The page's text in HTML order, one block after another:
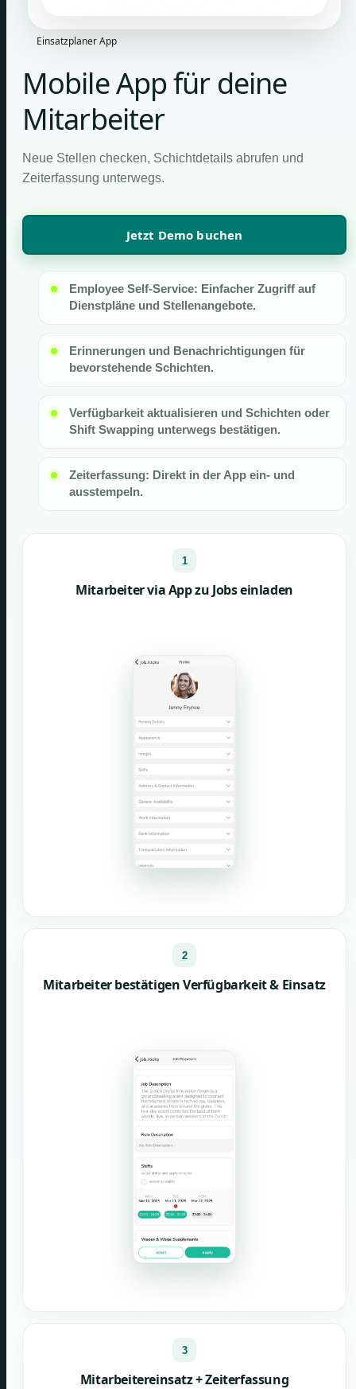
Einsatzplaner App
Mobile App für deine
Mitarbeiter
Neue Stellen checken, Schichtdetails abrufen und
Zeiterfassung unterwegs.
Jetzt Demo buchen
Employee Self-Service: Einfacher Zugriff auf
Dienstpläne und Stellenangebote.
Erinnerungen und Benachrichtigungen für
bevorstehende Schichten.
Verfügbarkeit aktualisieren und Schichten oder
Shift Swapping unterwegs bestätigen.
Zeiterfassung: Direkt in der App ein- und
ausstempeln.
1
Mitarbeiter via App zu Jobs einladen
2
Mitarbeiter bestätigen Verfügbarkeit & Einsatz
3
Mitarbeitereinsatz + Zeiterfassung